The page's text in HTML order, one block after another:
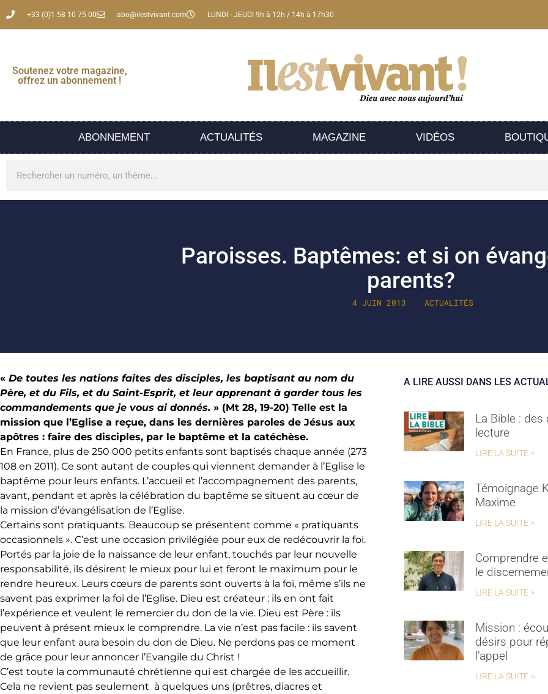
+33 (0)1 58 10 75 00 abo@ilestvivant.com LUNDI - JEUDI 9h à 12h / 14h à 17h30
Soutenez votre magazine,
offrez un abonnement !
ABONNEMENT ACTUALITÉS MAGAZINE VIDÉOS
Paroisses. Baptêmes: et si on
parents?
4 JUIN 2013 ACTUALITÉS
« De toutes les nations faites des disciples, les baptisant au nom du
Père, et du Fils, et du Saint-Esprit, et leur apprenant à garder tous les
commandements que je vous ai donnés. » (Mt 28, 19-20) Telle est la
mission que l’Eglise a reçue, dans les dernières paroles de Jésus aux
apôtres : faire des disciples, par le baptême et la catéchèse.
En France, plus de 250 000 petits enfants sont baptisés chaque année (273
108 en 2011). Ce sont autant de couples qui viennent demander à l’Eglise le
baptême pour leurs enfants. L’accueil et l’accompagnement des parents,
avant, pendant et après la célébration du baptême se situent au cœur de
la mission d’évangélisation de l’Eglise.
Certains sont pratiquants. Beaucoup se présentent comme « pratiquants
occasionnels ». C’est une occasion privilégiée pour eux de redécouvrir la foi.
Portés par la joie de la naissance de leur enfant, touchés par leur nouvelle
responsabilité, ils désirent le mieux pour lui et feront le maximum pour le
rendre heureux. Leurs cœurs de parents sont ouverts à la foi, même s’ils ne
savent pas exprimer la foi de l’Eglise. Dieu est créateur : ils en ont fait
l’expérience et veulent le remercier du don de la vie. Dieu est Père : ils
peuvent à présent mieux le comprendre. La vie n’est pas facile : ils savent
que leur enfant aura besoin du don de Dieu. Ne perdons pas ce moment
de grâce pour leur annoncer l’Evangile du Christ !
C’est toute la communauté chrétienne qui est chargée de les accueillir.
Cela ne revient pas seulement à quelques uns (prêtres, diacres et
A LIRE AUSSI DANS LES
La Bible : des
lecture
LIRE LA SUITE >
Témoignage
Maxime
LIRE LA SUITE >
Comprendre
le
LIRE LA SUITE >
Mission :
désirs pour
l’appel
LIRE LA SUITE >